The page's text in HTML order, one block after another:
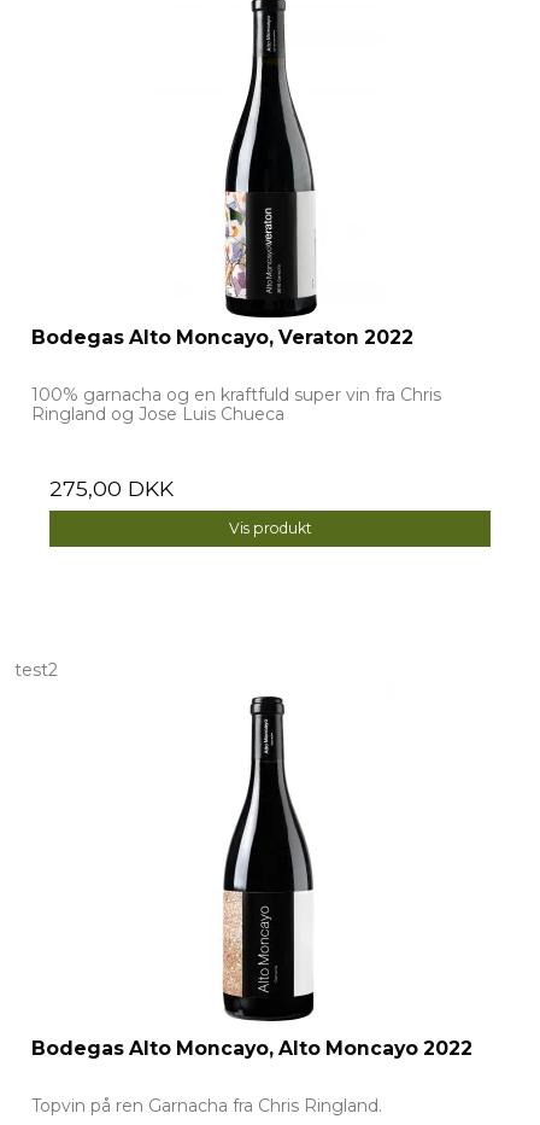
Bodegas Alto Moncayo, Veraton 2022
100% garnacha og en kraftfuld super vin fra Chris
Ringland og Jose Luis Chueca
275,00 DKK
Vis produkt
test2
Bodegas Alto Moncayo, Alto Moncayo 2022
Topvin på ren Garnacha fra Chris Ringland.